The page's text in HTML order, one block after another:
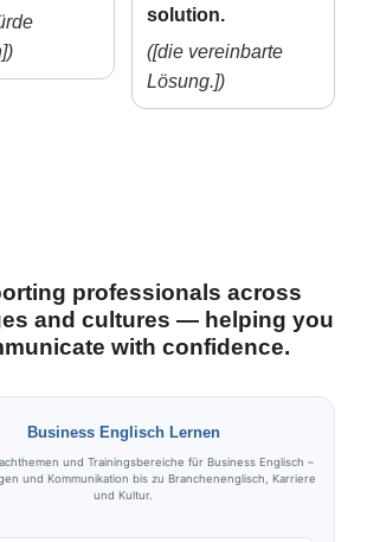
solution.
([die vereinbarte
Lösung.])
professionals across
and cultures — helping you
with confidence.
Business Englisch Lernen
und Trainingsbereiche für Business Englisch –
und Kommunikation bis zu Branchenenglisch, Karriere
und Kultur.